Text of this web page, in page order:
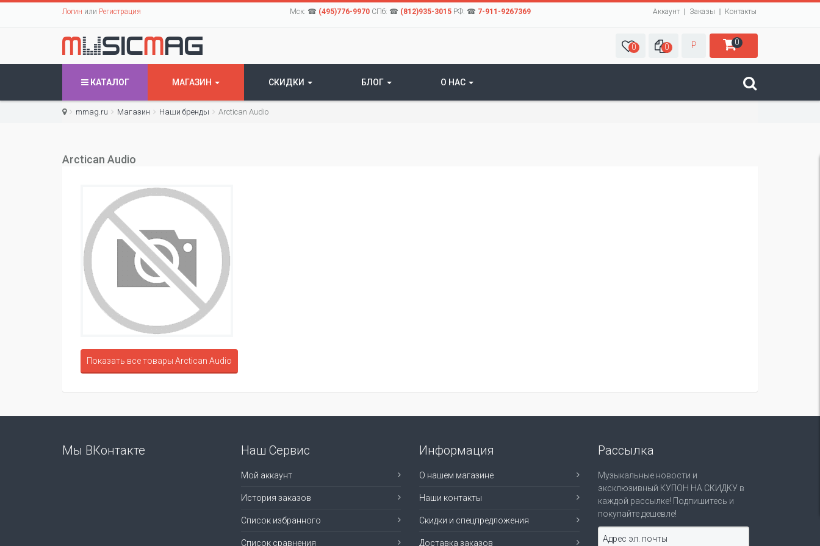
Логин или Регистрация Мск: ☎ (495)776-9970СПб: ☎ (812)935-3015РФ: ☎ 7-911-9267369 Аккаунт Заказы Контакты
0 0 Р 0
КАТАЛОГ МАГАЗИН СКИДКИ БЛОГ О НАС
mmag.ru Магазин Наши бренды Arctican Audio
Arctican Audio
Показать все товары Arctican Audio
Мы ВКонтакте Наш Сервис
Мой аккаунт
История заказов
Список избранного
Список сравнения
Информация
О нашем магазине
Наши контакты
Скидки и спецпредложения
Доставка заказов
Рассылка
Музыкальные новости и
эксклюзивный КУПОН НА СКИДКУ в
каждой рассылке! Подпишитесь и
покупайте дешевле!